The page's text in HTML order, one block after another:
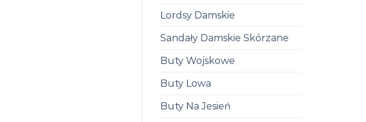
Lordsy Damskie
Sandały Damskie Skórzane
Buty Wojskowe
Buty Lowa
Buty Na Jesień